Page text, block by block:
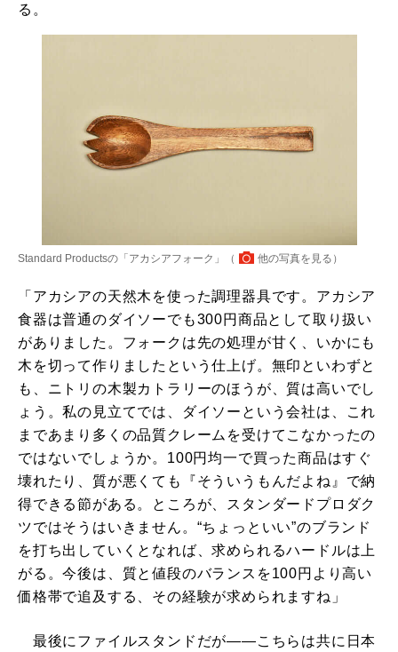
る。
Standard Productsの「アカシアフォーク」（ 他の写真を見る ）
「アカシアの天然木を使った調理器具です。アカシア
食器は普通のダイソーでも300円商品として取り扱い
がありました。フォークは先の処理が甘く、いかにも
木を切って作りましたという仕上げ。無印といわずと
も、ニトリの木製カトラリーのほうが、質は高いでし
ょう。私の見立てでは、ダイソーという会社は、これ
まであまり多くの品質クレームを受けてこなかったの
ではないでしょうか。100円均一で買った商品はすぐ
壊れたり、質が悪くても『そういうもんだよね』で納
得できる節がある。ところが、スタンダードプロダク
ツではそうはいきません。“ちょっといい”のブランド
を打ち出していくとなれば、求められるハードルは上
がる。今後は、質と値段のバランスを100円より高い
価格帯で追及する、その経験が求められますね」
最後にファイルスタンドだが――こちらは共に日本